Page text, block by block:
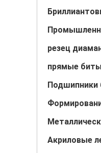
резец
прямые
Акриловые